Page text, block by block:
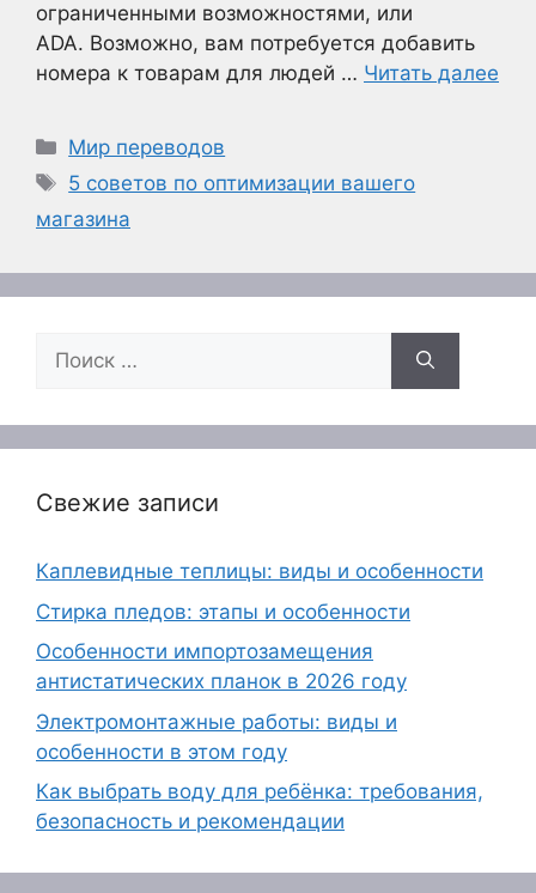
ограниченными возможностями, или
ADA. Возможно, вам потребуется добавить
номера к товарам для людей … Читать далее
Рубрики
Мир переводов
Метки
5 советов по оптимизации вашего
магазина
Поиск:
Свежие записи
Каплевидные теплицы: виды и особенности
Стирка пледов: этапы и особенности
Особенности импортозамещения
антистатических планок в 2026 году
Электромонтажные работы: виды и
особенности в этом году
Как выбрать воду для ребёнка: требования,
безопасность и рекомендации